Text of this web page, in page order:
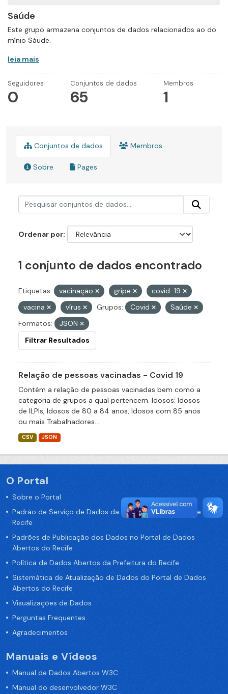
Saúde
Este grupo armazena conjuntos de dados relacionados ao do
mínio Sáude.
leia mais
Seguidores
0
Conjuntos de dados
65
Membros
1
Conjuntos de dados Membros
Sobre Pages
Ordenar por
1 conjunto de dados encontrado
Etiquetas: vacinação gripe
covid-19
vacina
vírus Grupos: Covid
Saúde
Formatos:
JSON
Filtrar Resultados
Relação de pessoas vacinadas - Covid 19
Contém a relação de pessoas vacinadas bem como a
categoria de grupos a qual pertencem. Idosos: Idosos
de ILPIs, Idosos de 80 a 84 anos, Idosos com 85 anos
ou mais Trabalhadores...
CSV JSON
O Portal
Sobre o Portal
Padrão de Serviço de Dados da Prefeitura da Cidade de
Recife
Padrões de Publicação dos Dados no Portal de Dados
Abertos do Recife
Política de Dados Abertos da Prefeitura do Recife
Sistemática de Atualização de Dados do Portal de Dados
Abertos do Recife
Visualizações de Dados
Perguntas Frequentes
Agradecimentos
Manuais e Vídeos
Manual de Dados Abertos W3C
Manual do desenvolvedor W3C